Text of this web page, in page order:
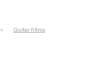
Quitar filtros